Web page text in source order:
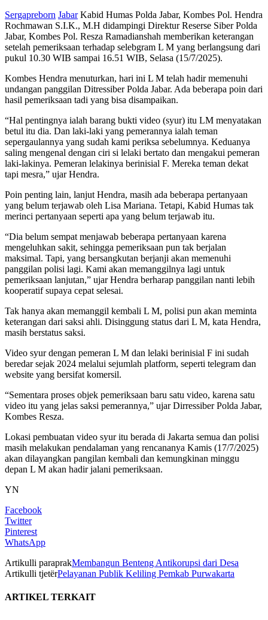
Sergapreborn JabarKabid Humas Polda Jabar, Kombes Pol. Hendra
Rochmawan S.I.K., M.H didampingi Direktur Reserse Siber Polda
Jabar, Kombes Pol. Resza Ramadianshah memberikan keterangan
setelah pemeriksaan terhadap selebgram L M yang berlangsung dari
pukul 10.30 WIB sampai 16.51 WIB, Selasa (15/7/2025).
Kombes Hendra menuturkan, hari ini L M telah hadir memenuhi
undangan panggilan Ditressiber Polda Jabar. Ada beberapa poin dari
hasil pemeriksaan tadi yang bisa disampaikan.
“Hal pentingnya ialah barang bukti video (syur) itu LM menyatakan
betul itu dia. Dan laki-laki yang pemerannya ialah teman
sepergaulannya yang sudah kami periksa sebelumnya. Keduanya
saling mengenal dengan ciri si lelaki bertato dan mengakui pemeran
laki-lakinya. Pemeran lelakinya berinisial F. Mereka teman dekat
tapi mesra,” ujar Hendra.
Poin penting lain, lanjut Hendra, masih ada beberapa pertanyaan
yang belum terjawab oleh Lisa Mariana. Tetapi, Kabid Humas tak
merinci pertanyaan seperti apa yang belum terjawab itu.
“Dia belum sempat menjawab beberapa pertanyaan karena
mengeluhkan sakit, sehingga pemeriksaan pun tak berjalan
maksimal. Tapi, yang bersangkutan berjanji akan memenuhi
panggilan polisi lagi. Kami akan memanggilnya lagi untuk
pemeriksaan lanjutan,” ujar Hendra berharap panggilan nanti lebih
kooperatif supaya cepat selesai.
Tak hanya akan memanggil kembali L M, polisi pun akan meminta
keterangan dari saksi ahli. Disinggung status dari L M, kata Hendra,
masih berstatus saksi.
Video syur dengan pemeran L M dan lelaki berinisial F ini sudah
beredar sejak 2024 melalui sejumlah platform, seperti telegram dan
website yang bersifat komersil.
“Sementara proses objek pemeriksaan baru satu video, karena satu
video itu yang jelas saksi pemerannya,” ujar Dirressiber Polda Jabar,
Kombes Resza.
Lokasi pembuatan video syur itu berada di Jakarta semua dan polisi
masih melakukan pendalaman yang rencananya Kamis (17/7/2025)
akan dilayangkan pangilan kembali dan kemungkinan minggu
depan L M akan hadir jalani pemeriksaan.
YN
Facebook
Twitter
Pinterest
WhatsApp
Artikulli paraprakMembangun Benteng Antikorupsi dari Desa
Artikulli tjetërPelayanan Publik Keliling Pemkab Purwakarta
ARTIKEL TERKAIT